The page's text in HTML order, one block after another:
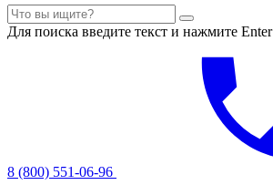
Для поиска введите текст и нажмите Enter
8 (800) 551-06-96